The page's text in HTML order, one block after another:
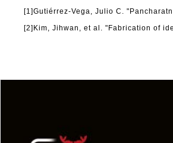
[1]Gutiérrez-Vega, Julio C.
[2]Kim, Jihwan, et al. "Fabrication of